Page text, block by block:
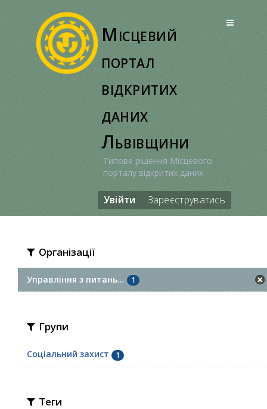
Місцевий
портал
відкритих
даних
Львівщини
Типове рішення Місцевого
порталу відкритих даних
Увійти Зареєструватись
Організації
Управління з питань... 1
Групи
Соціальний захист 1
Теги